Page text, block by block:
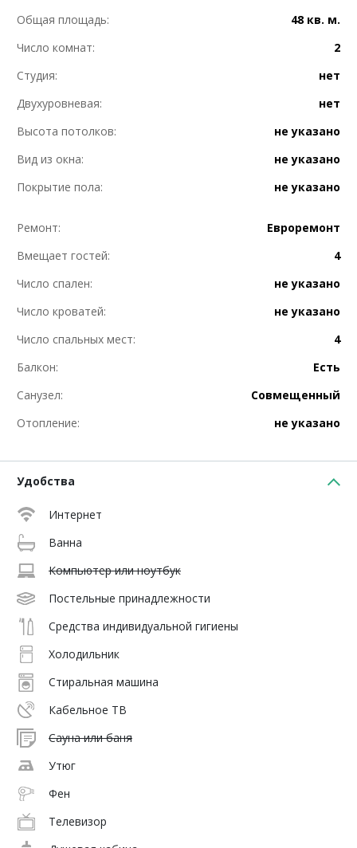
Общая площадь:
48 кв. м.
Число комнат:
2
Студия:
нет
Двухуровневая:
нет
Высота потолков:
не указано
Вид из окна:
не указано
Покрытие пола:
не указано
Ремонт:
Евроремонт
Вмещает гостей:
4
Число спален:
не указано
Число кроватей:
не указано
Число спальных мест:
4
Балкон:
Есть
Санузел:
Совмещенный
Отопление:
не указано
Удобства
Интернет
Ванна
Компьютер или ноутбук
Постельные принадлежности
Средства индивидуальной гигиены
Холодильник
Стиральная машина
Кабельное ТВ
Сауна или баня
Утюг
Фен
Телевизор